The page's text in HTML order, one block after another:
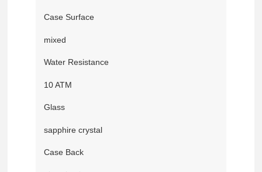
Case Surface
mixed
Water Resistance
10 ATM
Glass
sapphire crystal
Case Back